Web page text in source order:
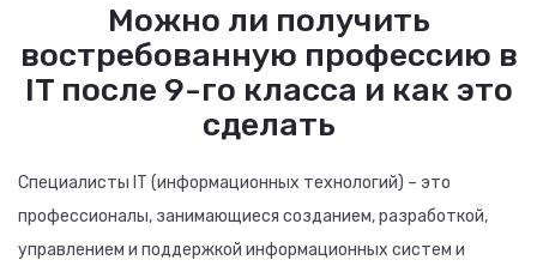
Можно ли получить
востребованную профессию в
IT после 9-го класса и как это
сделать
Специалисты IT (информационных технологий) – это
профессионалы, занимающиеся созданием, разработкой,
управлением и поддержкой информационных систем и